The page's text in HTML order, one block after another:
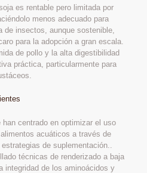
es rentable pero limitada por
menos adecuado para
insectos, aunque sostenible,
para la adopción a gran escala.
de pollo y la alta digestibilidad
práctica, particularmente para
centrado en optimizar el uso
acuáticos a través de
de suplementación..
técnicas de renderizado a baja
integridad de los aminoácidos y